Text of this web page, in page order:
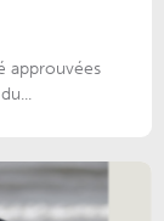
approuvées